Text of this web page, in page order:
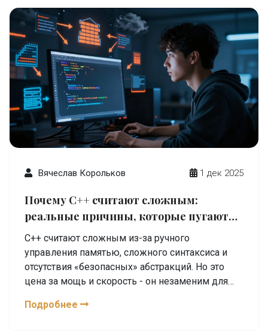
Вячеслав Корольков 1 дек 2025
Почему C++ считают сложным:
реальные причины, которые пугают
новичков
C++ считают сложным из-за ручного
управления памятью, сложного синтаксиса и
отсутствия «безопасных» абстракций. Но это
цена за мощь и скорость - он незаменим для
высоконагруженных приложений.
Подробнее